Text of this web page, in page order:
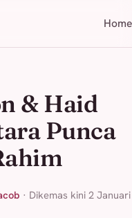
Home
& Haid
Punca
· Dikemas kini 2 Januari